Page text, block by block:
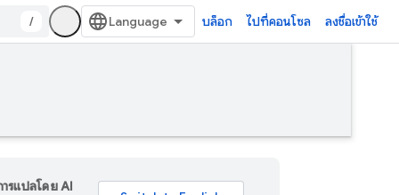
/ บล็อก ไปที่คอนโซล ลงชื่อเข้าใช้
รแปลโดย AI